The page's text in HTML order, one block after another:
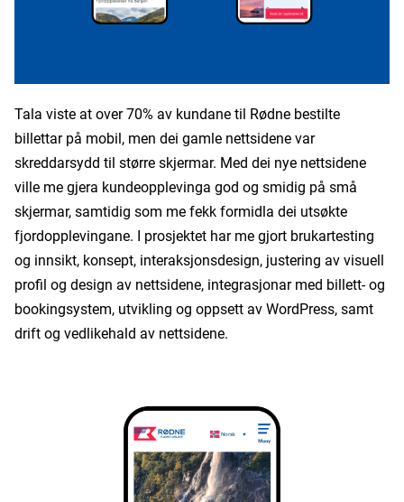
Tala viste at over 70% av kundane til Rødne bestilte
billettar på mobil, men dei gamle nettsidene var
skreddarsydd til større skjermar. Med dei nye nettsidene
ville me gjera kundeopplevinga god og smidig på små
skjermar, samtidig som me fekk formidla dei utsøkte
fjordopplevingane. I prosjektet har me gjort brukartesting
og innsikt, konsept, interaksjonsdesign, justering av visuell
profil og design av nettsidene, integrasjonar med billett- og
bookingsystem, utvikling og oppsett av WordPress, samt
drift og vedlikehald av nettsidene.